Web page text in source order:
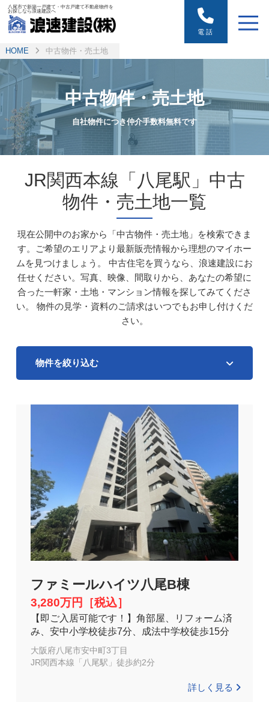
八尾市で新築一戸建て・中古戸建て不動産物件を
お探しなら浪速建設へ
電話
HOME 中古物件・売土地
中古物件・売土地
自社物件につき仲介手数料無料です
JR関西本線「八尾駅」中古
物件・売土地一覧
現在公開中のお家から「中古物件・売土地」を検索できま
す。ご希望のエリアより最新販売情報から理想のマイホー
ムを見つけましょう。
中古住宅を買うなら、浪速建設にお
任せください。写真、映像、間取りから、あなたの希望に
合った一軒家・土地・マンション情報を探してみてくださ
い。
物件の見学・資料のご請求はいつでもお申し付けくだ
さい。
物件を絞り込む
ファミールハイツ八尾B棟
3,280万円［税込］
【即ご入居可能です！】角部屋、リフォーム済
み、安中小学校徒歩7分、成法中学校徒歩15分
大阪府八尾市安中町3丁目
JR関西本線「八尾駅」徒歩約2分
詳しく見る